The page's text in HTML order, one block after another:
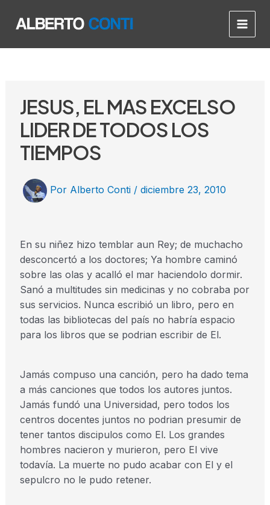
Main
JESUS, EL MAS EXCELSO
LIDER DE TODOS LOS
TIEMPOS
Por Alberto Conti / diciembre 23, 2010
En su niñez hizo temblar aun Rey; de muchacho
desconcertó a los doctores; Ya hombre caminó
sobre las olas y acalló el mar haciendolo dormir.
Sanó a multitudes sin medicinas y no cobraba por
sus servicios. Nunca escribió un libro, pero en
todas las bibliotecas del país no habría espacio
para los libros que se podrian escribir de El.
Jamás compuso una canción, pero ha dado tema
a más canciones que todos los autores juntos.
Jamás fundó una Universidad, pero todos los
centros docentes juntos no podrian presumir de
tener tantos discipulos como El. Los grandes
hombres nacieron y murieron, pero El vive
todavía. La muerte no pudo acabar con El y el
sepulcro no le pudo retener.
navigation